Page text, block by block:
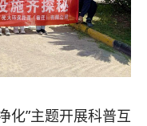
化”主题开展科普互